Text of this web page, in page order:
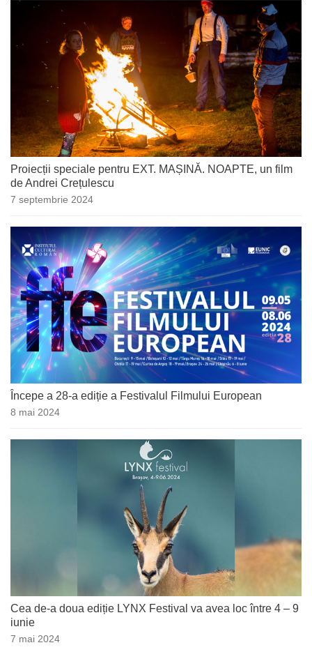
Proiecții speciale pentru EXT. MAȘINĂ. NOAPTE, un film
de Andrei Crețulescu
7 septembrie 2024
Începe a 28-a ediție a Festivalul Filmului European
8 mai 2024
Cea de-a doua ediție LYNX Festival va avea loc între 4 – 9
iunie
7 mai 2024